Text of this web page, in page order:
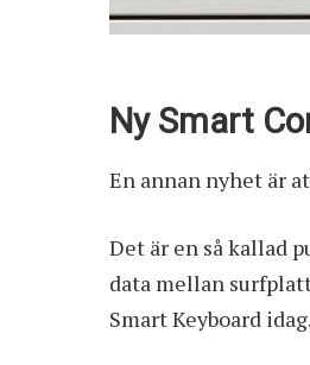
Ny Smart
En annan nyhet är
Det är en så kallad
data mellan
Smart Keyboard idag.